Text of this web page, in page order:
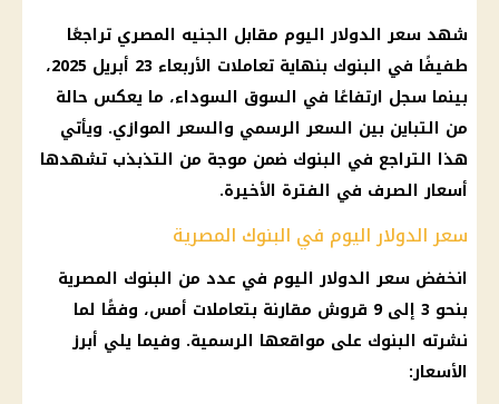
شهد سعر الدولار اليوم مقابل الجنيه المصري تراجعًا
طفيفًا في البنوك بنهاية تعاملات الأربعاء 23 أبريل 2025
،
بينما سجل ارتفاعًا في السوق السوداء، ما يعكس حالة
من التباين بين السعر الرسمي والسعر الموازي. ويأتي
هذا التراجع في البنوك ضمن موجة من التذبذب تشهدها
أسعارالصرف في الفترة الأخيرة.
سعر الدولار اليوم في البنوك المصرية
انخفض سعر الدولار اليوم في عدد من البنوك المصرية
بنحو 3 إلى 9 قروش مقارنة بتعاملات أمس، وفقًا لما
نشرته البنوك على مواقعها الرسمية. وفيما يلي أبرز
الأسعار: